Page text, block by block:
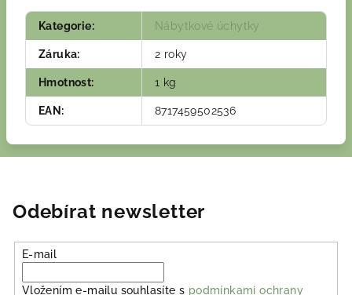
Kategorie: Nábytkové úchytky
Záruka: 2 roky
Hmotnost: 1 kg
EAN : 8717459502536
Odebírat newsletter
E-mail
Vložením e-mailu souhlasíte s podmínkami ochrany